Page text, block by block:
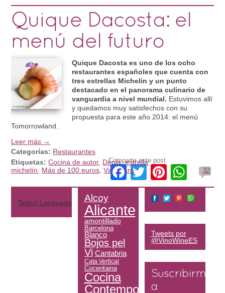
Quique Dacosta: el
menú del futuro
Quique Dacosta es uno de los ocho
restaurantes españoles que cuenta con
tres estrellas Michelin y un punto
destacado en el panorama culinario de
vanguardia a nivel mundial. Estuvimos allí
y quedamos muy satisfechos con su
propuesta para este año 2014: el menú
Tomorrowland.
Leer más →
Categorías: Restaurantes
Etiquetas: Cocina de autor, Dénia,estrella
michelín
Más de 100 euros ,Vanguardia
Comparte este post
Facebook
Twitter 32
Select Language Alcoy
Alicante
amontillado
Barcelona
Blanco
Bojos pel
Vi Cantabria
Cata Vertical
Cocentaina
Cocina
Contemporánea
Tweets por
@VinoWineES
Suscribirme
a